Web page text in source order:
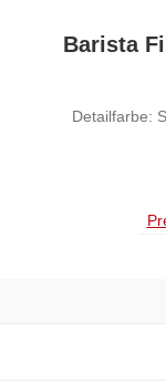
Barista
Detailfarbe: